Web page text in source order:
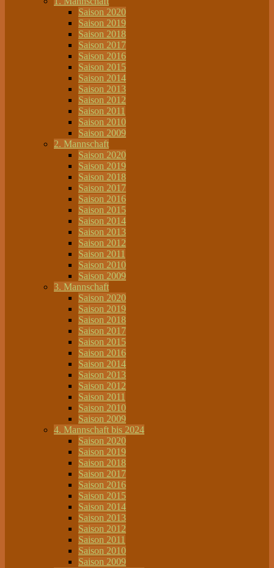
Saison 2020
Saison 2019
Saison 2018
Saison 2017
Saison 2016
Saison 2015
Saison 2014
Saison 2013
Saison 2012
Saison 2011
Saison 2010
Saison 2009
2. Mannschaft
Saison 2020
Saison 2019
Saison 2018
Saison 2017
Saison 2016
Saison 2015
Saison 2014
Saison 2013
Saison 2012
Saison 2011
Saison 2010
Saison 2009
3. Mannschaft
Saison 2020
Saison 2019
Saison 2018
Saison 2017
Saison 2015
Saison 2016
Saison 2014
Saison 2013
Saison 2012
Saison 2011
Saison 2010
Saison 2009
4. Mannschaft bis 2024
Saison 2020
Saison 2019
Saison 2018
Saison 2017
Saison 2016
Saison 2015
Saison 2014
Saison 2013
Saison 2012
Saison 2011
Saison 2010
Saison 2009